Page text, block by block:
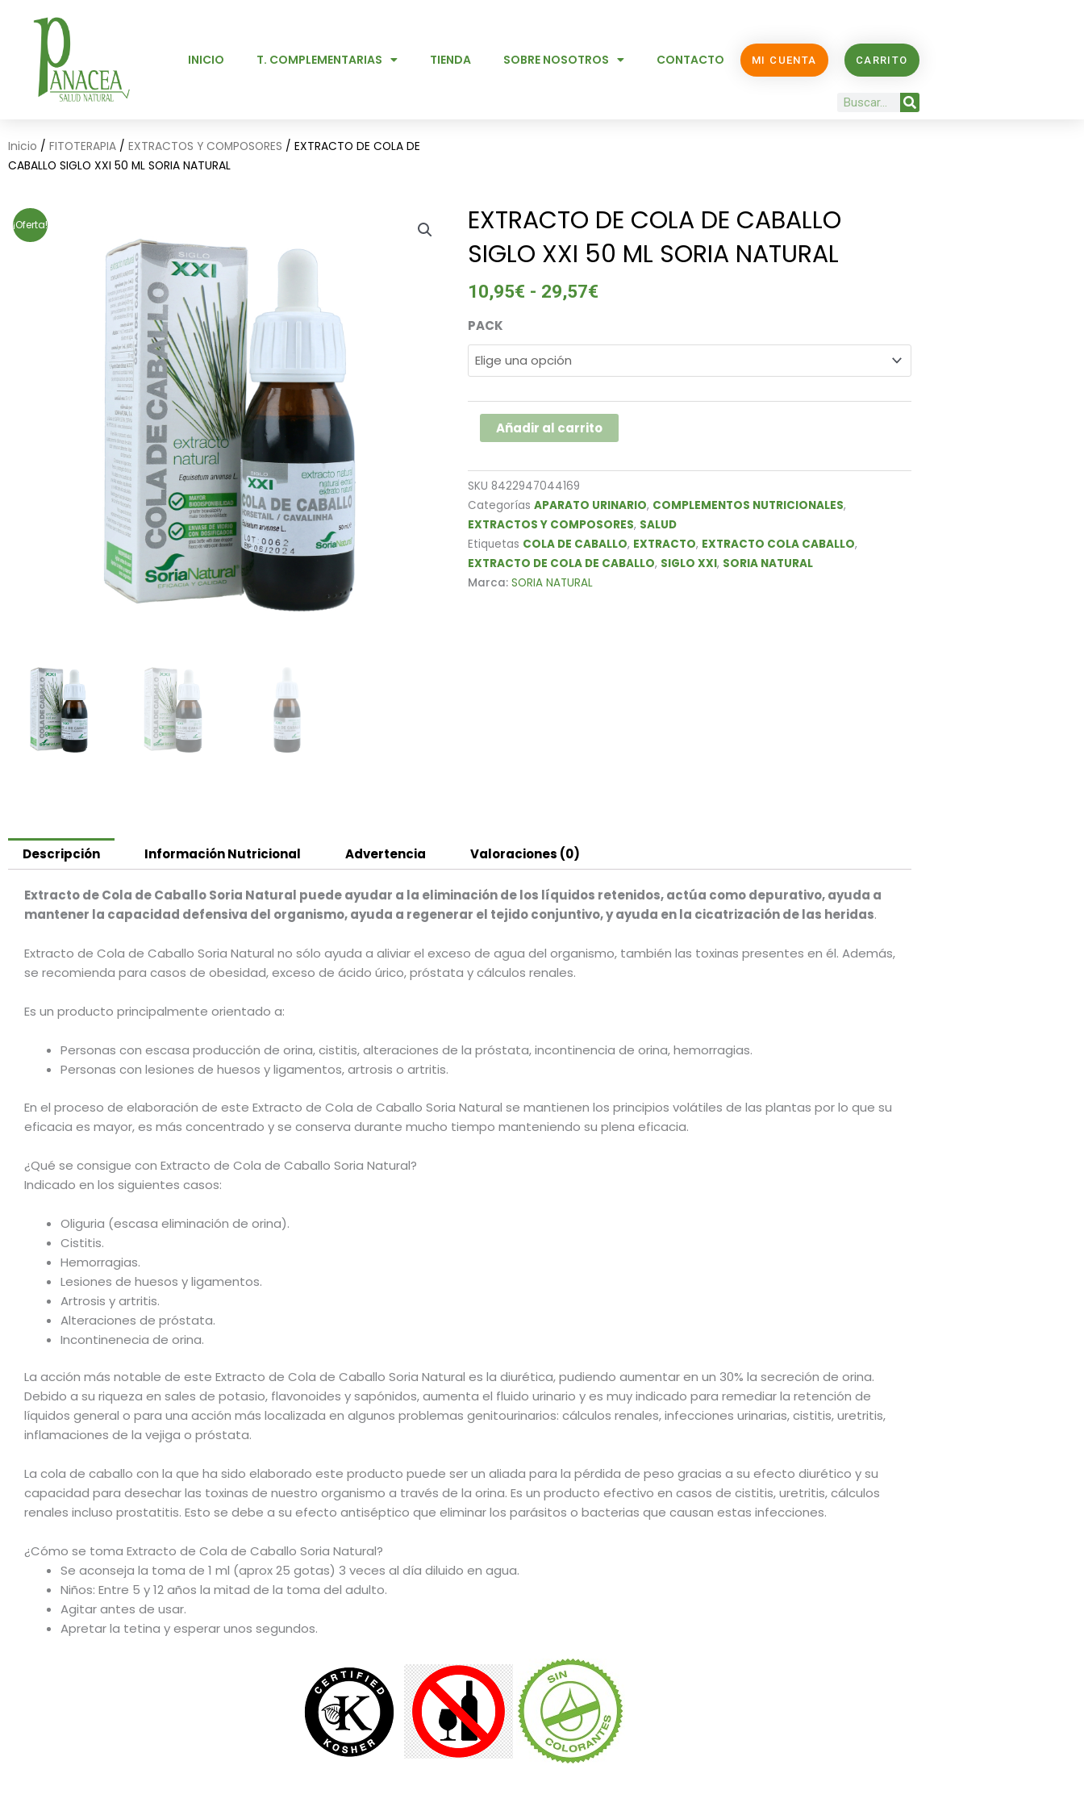
contenido
INICIO T. COMPLEMENTARIAS TIENDA SOBRE NOSOTROS CONTACTO MI CUENTA CARRITO
Buscar
Inicio / FITOTERAPIA / EXTRACTOS Y COMPOSORES / EXTRACTO DE COLA DE
CABALLO SIGLO XXI 50 ML SORIA NATURAL
¡Oferta!
EXTRACTO DE COLA DE CABALLO
SIGLO XXI 50 ML SORIA NATURAL
10,95€ - 29,57€
desde
29,57€
PACK
EXTRACTO
DE
COLA
DE
CABALLO
SIGLO
XXI
ML
SORIA
NATURAL
cantidad
Añadir al carrito
SKU 8422947044169
Categorías APARATO URINARIO, COMPLEMENTOS NUTRICIONALES,
EXTRACTOS Y COMPOSORES, SALUD
Etiquetas COLA DE CABALLO, EXTRACTO, EXTRACTO COLA CABALLO,
EXTRACTO DE COLA DE CABALLO, SIGLO XXI, SORIA NATURAL
Marca: SORIA NATURAL
Descripción Información Nutricional Advertencia Valoraciones (0)
Extracto de Cola de Caballo Soria Natural puede ayudar a la eliminación de los líquidos retenidos, actúa como depurativo, ayuda a
mantener la capacidad defensiva del organismo, ayuda a regenerar el tejido conjuntivo, y ayuda en la cicatrización de las heridas.
Extracto de Cola de Caballo Soria Natural no sólo ayuda a aliviar el exceso de agua del organismo, también las toxinas presentes en él. Además,
se recomienda para casos de obesidad, exceso de ácido úrico, próstata y cálculos renales.
Es un producto principalmente orientado a:
Personas con escasa producción de orina, cistitis, alteraciones de la próstata, incontinencia de orina, hemorragias.
Personas con lesiones de huesos y ligamentos, artrosis o artritis.
En el proceso de elaboración de este Extracto de Cola de Caballo Soria Natural se mantienen los principios volátiles de las plantas por lo que su
eficacia es mayor, es más concentrado y se conserva durante mucho tiempo manteniendo su plena eficacia.
¿Qué se consigue con Extracto de Cola de Caballo Soria Natural?
Indicado en los siguientes casos:
Oliguria (escasa eliminación de orina).
Cistitis.
Hemorragias.
Lesiones de huesos y ligamentos.
Artrosis y artritis.
Alteraciones de próstata.
Incontinenecia de orina.
La acción más notable de este Extracto de Cola de Caballo Soria Natural es la diurética, pudiendo aumentar en un 30% la secreción de orina.
Debido a su riqueza en sales de potasio, flavonoides y sapónidos, aumenta el fluido urinario y es muy indicado para remediar la retención de
líquidos general o para una acción más localizada en algunos problemas genitourinarios: cálculos renales, infecciones urinarias, cistitis, uretritis,
inflamaciones de la vejiga o próstata.
La cola de caballo con la que ha sido elaborado este producto puede ser un aliada para la pérdida de peso gracias a su efecto diurético y su
capacidad para desechar las toxinas de nuestro organismo a través de la orina. Es un producto efectivo en casos de cistitis, uretritis, cálculos
renales incluso prostatitis. Esto se debe a su efecto antiséptico que eliminar los parásitos o bacterias que causan estas infecciones.
¿Cómo se toma Extracto de Cola de Caballo Soria Natural?
Se aconseja la toma de 1 ml (aprox 25 gotas) 3 veces al día diluido en agua.
Niños: Entre 5 y 12 años la mitad de la toma del adulto.
Agitar antes de usar.
Apretar la tetina y esperar unos segundos.